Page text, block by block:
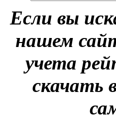
Если вы
нашем
учета
скачать